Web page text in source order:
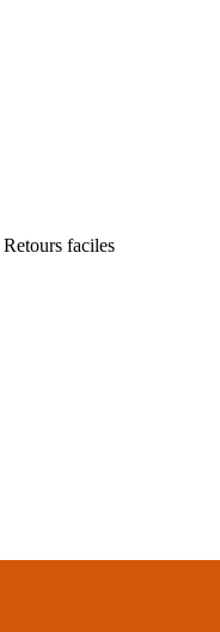
Retours faciles